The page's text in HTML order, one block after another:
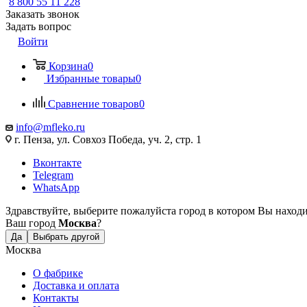
Заказать звонок
Задать вопрос
Войти
Корзина0
Избранные товары0
Сравнение товаров0
info@mfleko.ru
г. Пенза, ул. Совхоз Победа, уч. 2, стр. 1
Вконтакте
Telegram
WhatsApp
Здравствуйте, выберите пожалуйста город в котором Вы
Ваш город Москва?
Да Выбрать другой
Москва
О фабрике
Доставка и оплата
Контакты